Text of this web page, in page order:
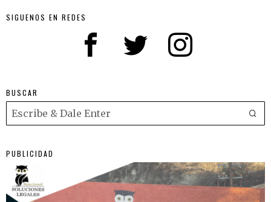
SIGUENOS EN REDES
BUSCAR
PUBLICIDAD